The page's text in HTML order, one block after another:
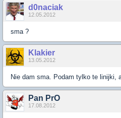
d0naciak
12.05.2012
sma ?
Klakier
13.05.2012
Nie dam sma. Podam tylko te linijki,
Pan PrO
17.08.2012